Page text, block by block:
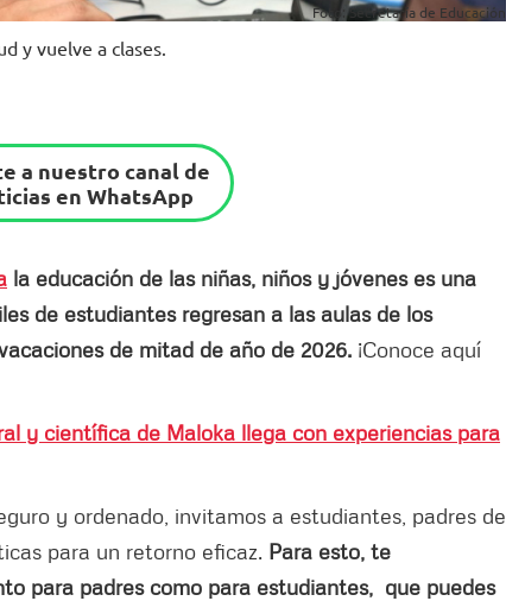
Foto: Secretaría de Educación
y vuelve a clases.
a nuestro canal de
en WhatsApp
la educación de las niñas, niños y jóvenes es una
de estudiantes regresan a las aulas de los
de mitad de año de 2026. ¡Conoce aquí
y científica de Maloka llega con experiencias para
y ordenado, invitamos a estudiantes, padres de
para un retorno eficaz. Para esto, te
para padres como para estudiantes, que puedes